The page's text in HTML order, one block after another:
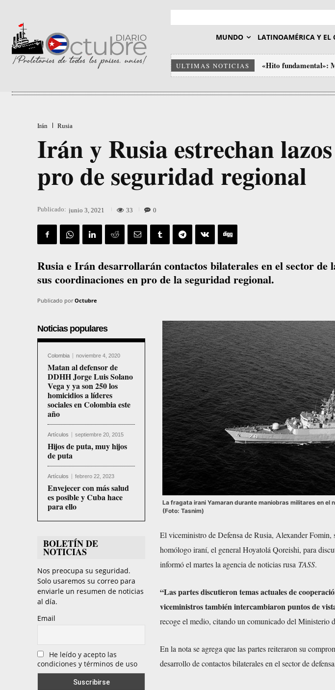
MUNDO LATINOAMÉRICA Y EL
ULTIMAS NOTICIAS «Hito fundamental»:
Irán Rusia
Irán y Rusia estrechan
pro de seguridad regional
Publicado: junio 3, 2021 33 0
Rusia e Irán desarrollarán contactos bilaterales en el sector de
sus coordinaciones en pro de la seguridad regional.
Publicado por Octubre
Noticias populares
Colombia noviembre 4, 2020
Matan al defensor de
DDHH Jorge Luis Solano
Vega y ya son 250 los
homicidios a líderes
sociales en Colombia este
año
Artículos septiembre 20, 2015
Hijos de puta, muy hijos
de puta
Artículos febrero 22, 2023
Envejecer con más salud
es posible y Cuba hace
para ello
BOLETÍN DE
NOTICIAS
Nos preocupa su seguridad.
Solo usaremos su correo para
enviarle un resumen de noticias
al día.
Email
He leído y acepto las
condiciones y términos de uso
La fragata irani Yamaran durante maniobras militares en el
(Foto: Tasnim)
El viceministro de Defensa de Rusia, Alexander Fomin,
homólogo iraní, el general Hoyatolá Qoreishi, para
informó el martes la agencia de noticias rusa TASS.
“Las partes discutieron temas actuales de
viceministros también intercambiaron puntos de
recoge el medio, citando un comunicado del Ministerio
En la nota se agrega que las partes reiteraron su
desarrollo de contactos bilaterales en el sector de